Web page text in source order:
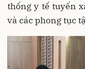
thống y tế tuyến
và các phong tục